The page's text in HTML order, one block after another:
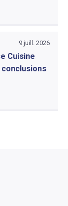
9 juill. 2026
Cuisine
conclusions